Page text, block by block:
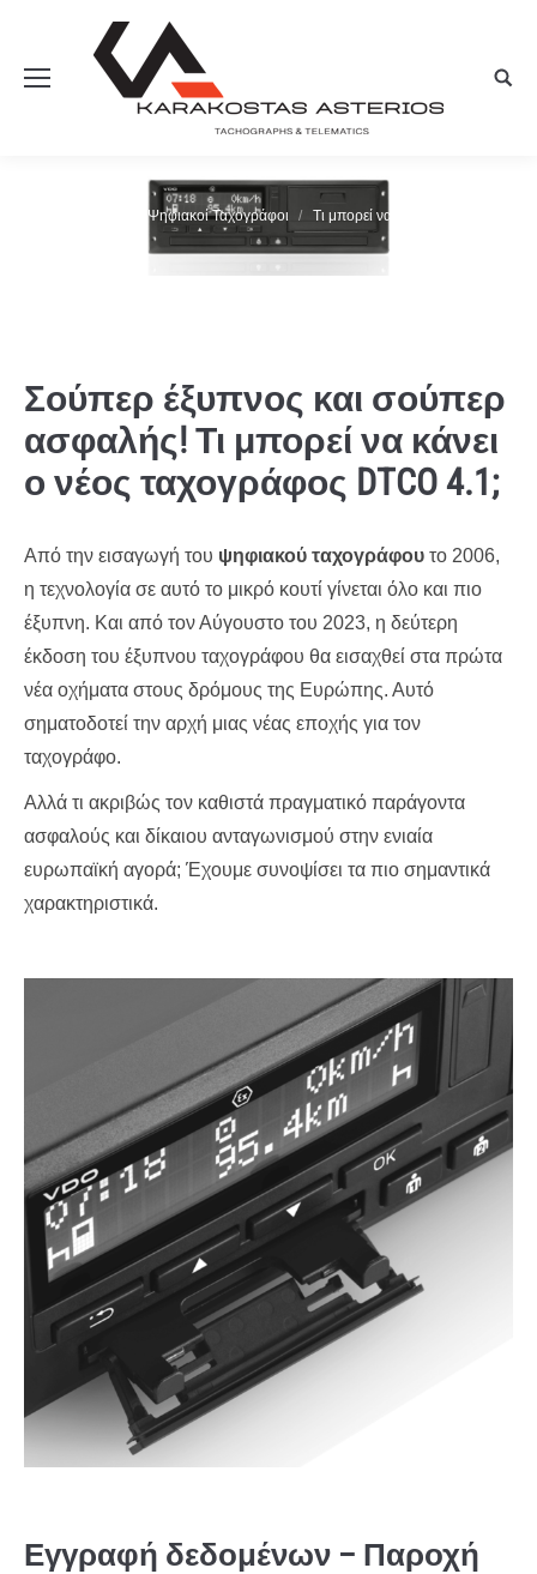
You are here:Ψηφιακοί Ταχογράφοι Τι μπορεί να κάνει ο…
Σούπερ έξυπνος και σούπερ
ασφαλής! Τι μπορεί να κάνει
ο νέος ταχογράφος DTCO 4.1;
Από την εισαγωγή του ψηφιακού ταχογράφου το 2006,
η τεχνολογία σε αυτό το μικρό κουτί γίνεται όλο και πιο
έξυπνη. Και από τον Αύγουστο του 2023, η δεύτερη
έκδοση του έξυπνου ταχογράφου θα εισαχθεί στα πρώτα
νέα οχήματα στους δρόμους της Ευρώπης. Αυτό
σηματοδοτεί την αρχή μιας νέας εποχής για τον
ταχογράφο.
Αλλά τι ακριβώς τον καθιστά πραγματικό παράγοντα
ασφαλούς και δίκαιου ανταγωνισμού στην ενιαία
ευρωπαϊκή αγορά; Έχουμε συνοψίσει τα πιο σημαντικά
χαρακτηριστικά.
Εγγραφή δεδομένων – Παροχή